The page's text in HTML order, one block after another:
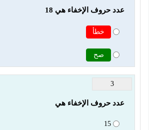
عدد حروف الإخفاء هي 18
خطأ
صح
3
عدد حروف الإخفاء هي
15